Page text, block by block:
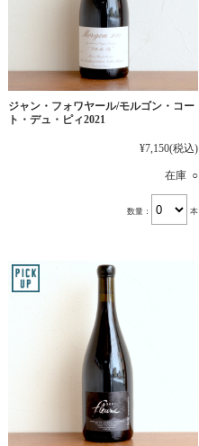
ジャン・フォワヤール/モルゴン・コー
ト・デュ・ピィ2021
¥7,150(税込)
在庫 ○
数量： 本